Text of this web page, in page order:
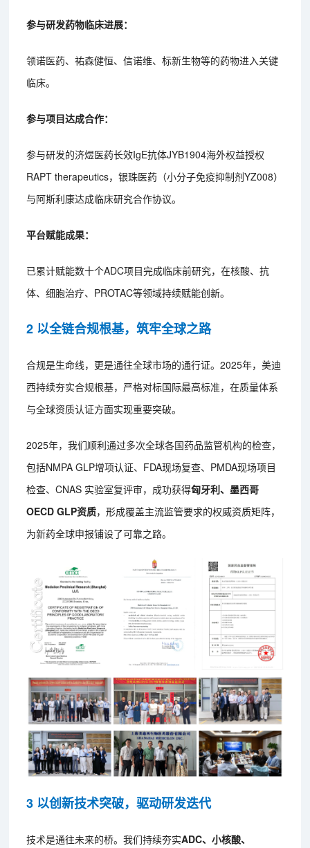
参与研发药物临床进展：
领诺医药、祐森健恒、信诺维、标新生物等的药物进入关键
临床。
参与项目达成合作：
参与研发的济煜医药长效IgE抗体JYB1904海外权益授权
RAPT therapeutics，银珠医药（小分子免疫抑制剂YZ008）
与阿斯利康达成临床研究合作协议。
平台赋能成果：
已累计赋能数十个ADC项目完成临床前研究，在核酸、抗
体、细胞治疗、PROTAC等领域持续赋能创新。
2 以全链合规根基，筑牢全球之路
合规是生命线，更是通往全球市场的通行证。2025年，美迪
西持续夯实合规根基，严格对标国际最高标准，在质量体系
与全球资质认证方面实现重要突破。
2025年，我们顺利通过多次全球各国药品监管机构的检查，
包括NMPA GLP增项认证、FDA现场复查、PMDA现场项目
检查、CNAS 实验室复评审，成功获得匈牙利、墨西哥
OECD GLP资质，形成覆盖主流监管要求的权威资质矩阵，
为新药全球申报铺设了可靠之路。
3 以创新技术突破，驱动研发迭代
技术是通往未来的桥。我们持续夯实ADC、小核酸、